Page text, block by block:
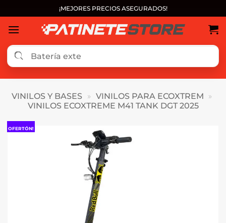
al
contenido
¡MEJORES PRECIOS ASEGURADOS!
VINILOS Y BASES » VINILOS PARA ECOXTREM »
VINILOS ECOXTREME M41 TANK DGT 2025
OFERTÓN!